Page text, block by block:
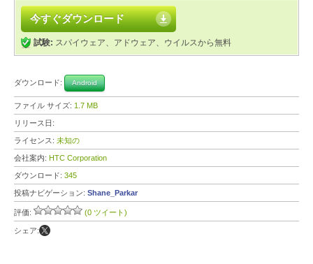
今すぐダウンロード
試験: スパイウェア、アドウェア、ウイルスから無料
ダウンロード: Android
ファイル サイズ: 1.7 MB
リリース日:
ライセンス: 未知の
会社案内: HTC Corporation
ダウンロード: 345
投稿ナビゲーション: Shane_Parkar
評価: (0 ツイート)
シェア: